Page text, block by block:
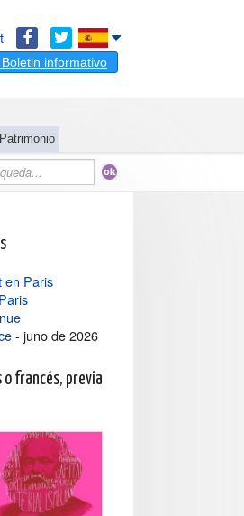
Boletin informativo
en Paris
- juno de 2026
francés, previa